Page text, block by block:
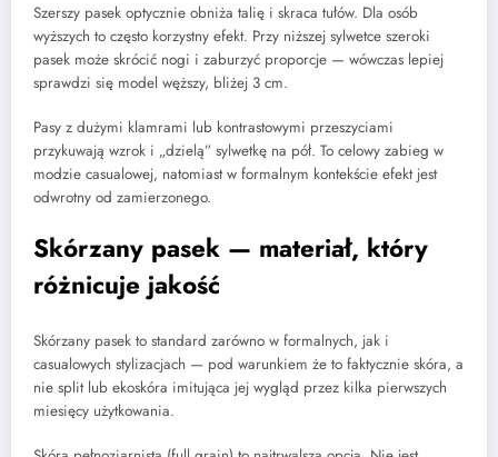
Szerszy pasek optycznie obniża talię i skraca tułów. Dla osób
wyższych to często korzystny efekt. Przy niższej sylwetce szeroki
pasek może skrócić nogi i zaburzyć proporcje — wówczas lepiej
sprawdzi się model węższy, bliżej 3 cm.
Pasy z dużymi klamrami lub kontrastowymi przeszyciami
przykuwają wzrok i „dzielą” sylwetkę na pół. To celowy zabieg w
modzie casualowej, natomiast w formalnym kontekście efekt jest
odwrotny od zamierzonego.
Skórzany pasek — materiał, który
różnicuje jakość
Skórzany pasek to standard zarówno w formalnych, jak i
casualowych stylizacjach — pod warunkiem że to faktycznie skóra, a
nie split lub ekoskóra imitująca jej wygląd przez kilka pierwszych
miesięcy użytkowania.